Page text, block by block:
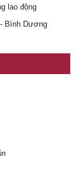
lao động
Bình Dương